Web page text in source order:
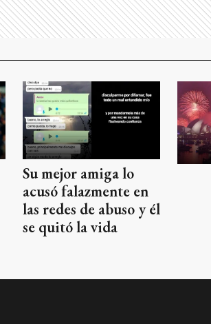
Su mejor amiga lo
acusó falazmente en
las redes de abuso y él
se quitó la vida